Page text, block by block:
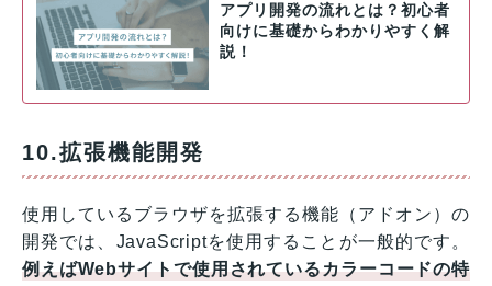
アプリ開発の流れとは？初心者
向けに基礎からわかりやすく解
説！
10.拡張機能開発
使用しているブラウザを拡張する機能（アドオン）の
開発では、JavaScriptを使用することが一般的です。
例えばWebサイトで使用されているカラーコードの特